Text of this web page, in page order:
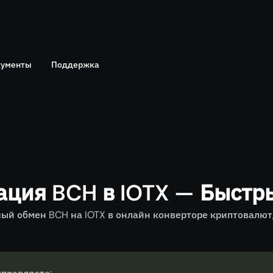
Поддержка
BCH в IOTX —
обмен BCH на IOTX в онлайн конверторе